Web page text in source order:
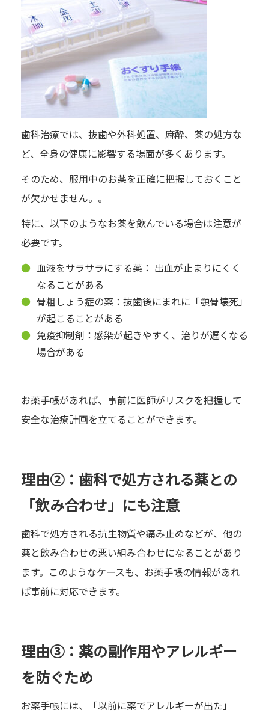
歯科治療では、抜歯や外科処置、麻酔、薬の処方な
ど、全身の健康に影響する場面が多くあります。
そのため、服用中のお薬を正確に把握しておくこと
が欠かせません。。
特に、以下のようなお薬を飲んでいる場合は注意が
必要です。
血液をサラサラにする薬： 出血が止まりにくく
なることがある
骨粗しょう症の薬：抜歯後にまれに「顎骨壊死」
が起こることがある
免疫抑制剤：感染が起きやすく、治りが遅くなる
場合がある
お薬手帳があれば、事前に医師がリスクを把握して
安全な治療計画を立てることができます。
理由②：歯科で処方される薬との
「飲み合わせ」にも注意
歯科で処方される抗生物質や痛み止めなどが、他の
薬と飲み合わせの悪い組み合わせになることがあり
ます。このようなケースも、お薬手帳の情報があれ
ば事前に対応できます。
理由③：薬の副作用やアレルギー
を防ぐため
お薬手帳には、「以前に薬でアレルギーが出た」